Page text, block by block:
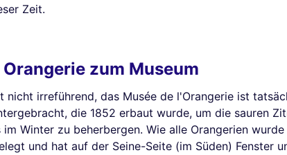
Zeit.
zum Museum
nicht irreführend, das Musée de l'Orangerie ist
die 1852 erbaut wurde, um die sauren
im Winter zu beherbergen. Wie alle Orangerien
und hat auf der Seine-Seite (im Süden) Fenster